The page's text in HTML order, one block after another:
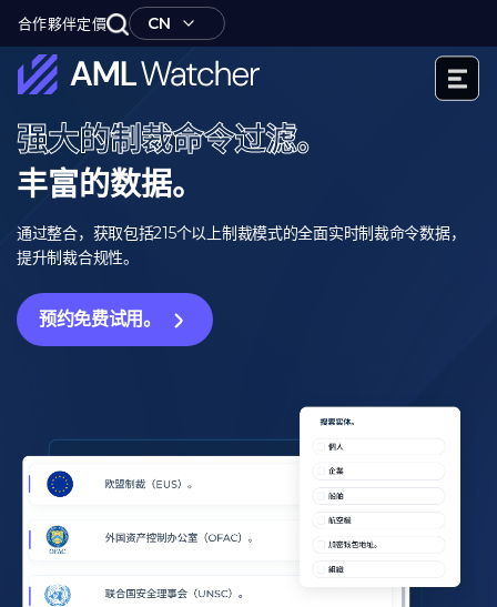
合作夥伴定價 CN
Watcher
强大的制裁命令过滤。
丰富的数据。
通过整合，获取包括215个以上制裁模式的全面实时制裁命令数据，
提升制裁合规性。
预约免费试用。